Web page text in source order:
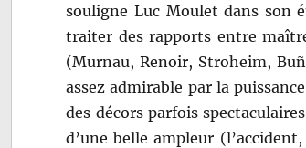
souligne Luc Moulet dans son
traiter des rapports entre
(Murnau, Renoir, Stroheim,
assez admirable par la
des décors parfois
d’une belle ampleur